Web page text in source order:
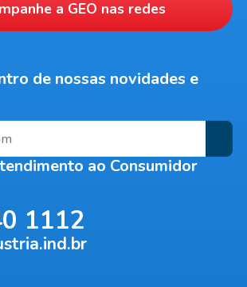
a GEO nas redes
de nossas novidades e
ao Consumidor
1112